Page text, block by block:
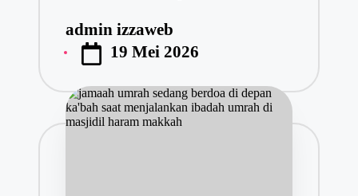
Posted
by
admin izzaweb
19 Mei 2026